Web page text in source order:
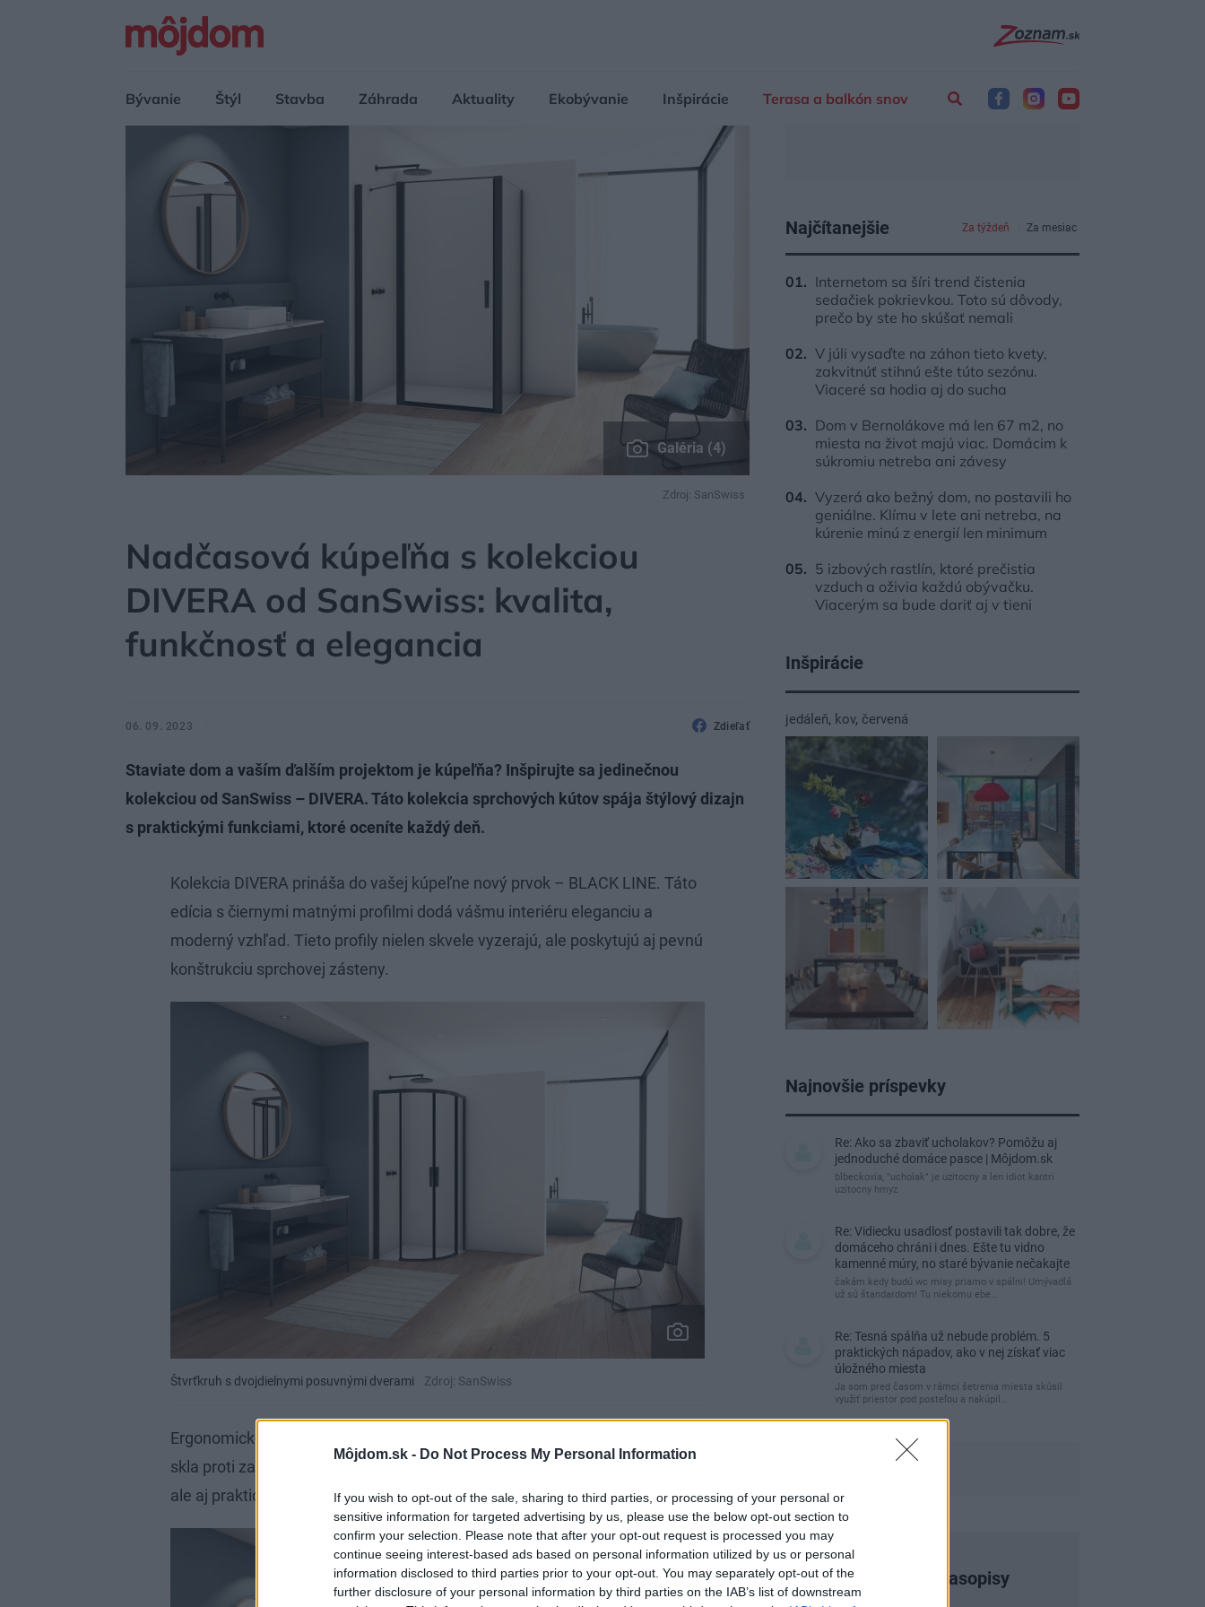
Môjdom.sk - Do Not Process My Personal Information
If you wish to opt-out of the sale, sharing to third parties, or processing of your personal or
sensitive information for targeted advertising by us, please use the below opt-out section to
confirm your selection. Please note that after your opt-out request is processed you may
continue seeing interest-based ads based on personal information utilized by us or personal
information disclosed to third parties prior to your opt-out. You may separately opt-out of the
further disclosure of your personal information by third parties on the IAB’s list of downstream
Bývanie Štýl Stavba Záhrada Aktuality Ekobývanie Inšpirácie Terasa a balkón snov
Galéria (4)
Zdroj: SanSwiss
Nadčasová kúpeľňa s kolekciou
DIVERA od SanSwiss: kvalita,
funkčnosť a elegancia
06. 09. 2023 Zdieľať
Staviate dom a vaším ďalším projektom je kúpeľňa? Inšpirujte sa jedinečnou
kolekciou od SanSwiss – DIVERA. Táto kolekcia sprchových kútov spája štýlový dizajn
s praktickými funkciami, ktoré oceníte každý deň.
Kolekcia DIVERA prináša do vašej kúpeľne nový prvok – BLACK LINE. Táto
edícia s čiernymi matnými profilmi dodá vášmu interiéru eleganciu a
moderný vzhľad. Tieto profily nielen skvele vyzerajú, ale poskytujú aj pevnú
konštrukciu sprchovej zásteny.
Štvrťkruh s dvojdielnymi posuvnými dverami Zdroj: SanSwiss
Ergonomické rukoväte ponúkajú pohodlné ovládanie a povrchová úprava
skla proti zahmlievaniu uľahčuje čistenie. DIVERA sa pýši nielen dizajnom,
ale aj praktickosťou.
Najčítanejšie Za týždeň Za mesiac
Internetom sa šíri trend čistenia
sedačiek pokrievkou. Toto sú dôvody,
prečo by ste ho skúšať nemali
V júli vysaďte na záhon tieto kvety,
zakvitnúť stihnú ešte túto sezónu.
Viaceré sa hodia aj do sucha
Dom v Bernolákove má len 67 m2, no
miesta na život majú viac. Domácim k
súkromiu netreba ani závesy
Vyzerá ako bežný dom, no postavili ho
geniálne. Klímu v lete ani netreba, na
kúrenie minú z energií len minimum
5 izbových rastlín, ktoré prečistia
vzduch a oživia každú obývačku.
Viacerým sa bude dariť aj v tieni
Inšpirácie
jedáleň, kov, červená
Najnovšie príspevky
Re: Ako sa zbaviť ucholakov? Pomôžu aj
jednoduché domáce pasce | Môjdom.sk
blbeckovia, "ucholak" je uzitocny a len idiot kantri
uzitocny hmyz
Re: Vidiecku usadlosť postavili tak dobre, že
domáceho chráni i dnes. Ešte tu vidno
kamenné múry, no staré bývanie nečakajte
čakám kedy budú wc misy priamo v spálni! Umývadlá
už sú štandardom! Tu niekomu ebe…
Re: Tesná spálňa už nebude problém. 5
praktických nápadov, ako v nej získať viac
úložného miesta
Ja som pred časom v rámci šetrenia miesta skúsil
využiť priestor pod posteľou a nakúpil…
Najnovšie časopisy